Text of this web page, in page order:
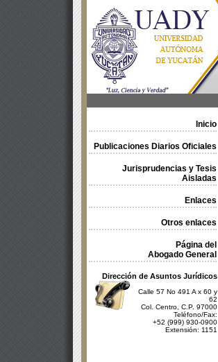
Inicio
Publicaciones Diarios Oficiales
Jurisprudencias y Tesis
Aisladas
Enlaces
Otros enlaces
Página del
Abogado General
Dirección de Asuntos Jurídicos
Calle 57 No 491 A x 60 y
62
Col. Centro, C.P. 97000
Teléfono/Fax:
+52 (999) 930-0900
Extensión: 1151